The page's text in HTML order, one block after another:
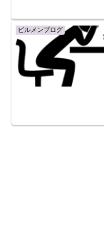
ビルメンブログ